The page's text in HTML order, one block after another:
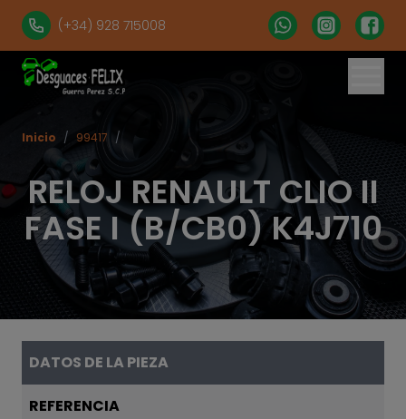
(+34) 928 715008
RELOJ RENAULT CLIO II
FASE I (B/CB0) K4J710
Inicio / 99417 /
DATOS DE LA PIEZA
REFERENCIA